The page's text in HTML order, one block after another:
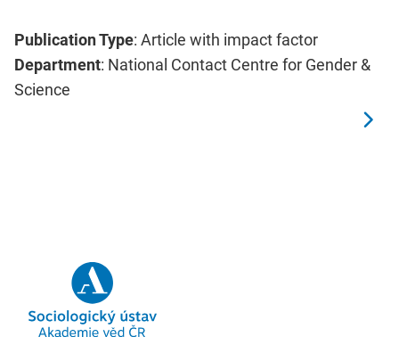
Publication Type: Article with impact factor
Department: National Contact Centre for Gender &
Science